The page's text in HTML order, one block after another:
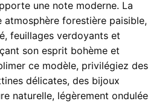
une note moderne. La
atmosphère forestière paisible,
feuillages verdoyants et
son esprit bohème et
ce modèle, privilégiez des
délicates, des bijoux
naturelle, légèrement ondulée